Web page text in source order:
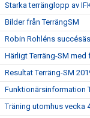
Starka terränglopp av
Bilder från TerrängSM
Robin Rohléns
Härligt Terräng-SM
Resultat Terräng-SM
Funktionärsinformation
Träning utomhus vecka